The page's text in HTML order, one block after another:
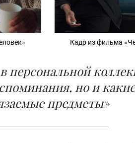
Кадр из фильма
персональной
но и
предметы»